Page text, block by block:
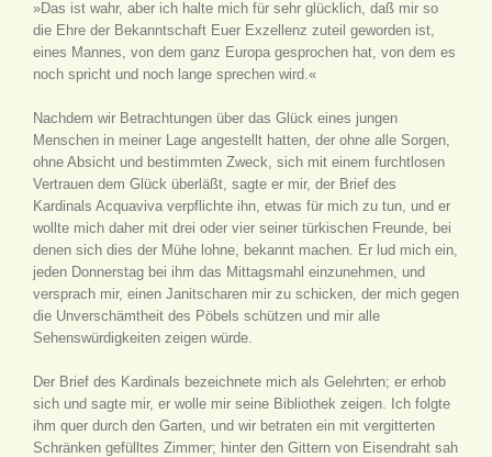
»Das ist wahr, aber ich halte mich für sehr glücklich, daß mir so
die Ehre der Bekanntschaft Euer Exzellenz zuteil geworden ist,
eines Mannes, von dem ganz Europa gesprochen hat, von dem es
noch spricht und noch lange sprechen wird.«
Nachdem wir Betrachtungen über das Glück eines jungen
Menschen in meiner Lage angestellt hatten, der ohne alle Sorgen,
ohne Absicht und bestimmten Zweck, sich mit einem furchtlosen
Vertrauen dem Glück überläßt, sagte er mir, der Brief des
Kardinals Acquaviva verpflichte ihn, etwas für mich zu tun, und er
wollte mich daher mit drei oder vier seiner türkischen Freunde, bei
denen sich dies der Mühe lohne, bekannt machen. Er lud mich ein,
jeden Donnerstag bei ihm das Mittagsmahl einzunehmen, und
versprach mir, einen Janitscharen mir zu schicken, der mich gegen
die Unverschämtheit des Pöbels schützen und mir alle
Sehenswürdigkeiten zeigen würde.
Der Brief des Kardinals bezeichnete mich als Gelehrten; er erhob
sich und sagte mir, er wolle mir seine Bibliothek zeigen. Ich folgte
ihm quer durch den Garten, und wir betraten ein mit vergitterten
Schränken gefülltes Zimmer; hinter den Gittern von Eisendraht sah